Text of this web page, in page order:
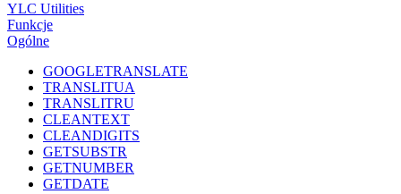
YLC Utilities
Funkcje
Ogólne
GOOGLETRANSLATE
TRANSLITUA
TRANSLITRU
CLEANTEXT
CLEANDIGITS
GETSUBSTR
GETNUMBER
GETDATE